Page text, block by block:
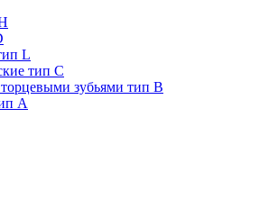
L
тип C
зубьями тип B
А